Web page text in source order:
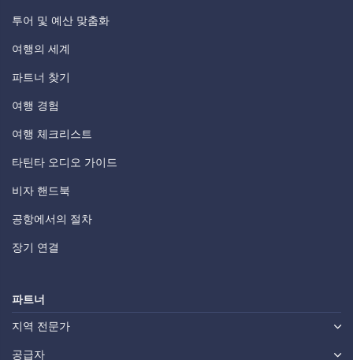
투어 및 예산 맞춤화
여행의 세계
파트너 찾기
여행 경험
여행 체크리스트
타틴타 오디오 가이드
비자 핸드북
공항에서의 절차
장기 연결
파트너
지역 전문가
공급자